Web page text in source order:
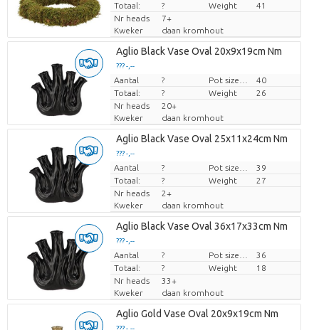
Totaal:
? Weight
41
Nr heads
7+
Kweker
daan kromhout
Aglio Black Vase Oval 20x9x19cm Nm
??? -,--
Prijs per stuk
Aantal ?
40
Totaal:
? Weight
26
Nr heads
20+
Kweker
daan kromhout
Aglio Black Vase Oval 25x11x24cm Nm
??? -,--
Prijs per stuk
Aantal ?
39
Totaal:
? Weight
27
Nr heads
2+
Kweker
daan kromhout
Aglio Black Vase Oval 36x17x33cm Nm
??? -,--
Prijs per stuk
Aantal ?
36
Totaal:
? Weight
18
Nr heads
33+
Kweker
daan kromhout
Aglio Gold Vase Oval 20x9x19cm Nm